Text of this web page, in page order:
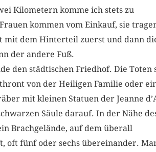
Kilometern komme ich stets zu
kommen vom Einkauf, sie
mit dem Hinterteil zuerst und dann
der andere Fuß.
den städtischen Friedhof. Die Toten
von der Heiligen Familie oder
mit kleinen Statuen der Jeanne
Säule darauf. In der Nähe
Brachgelände, auf dem überall
oft fünf oder sechs übereinander.